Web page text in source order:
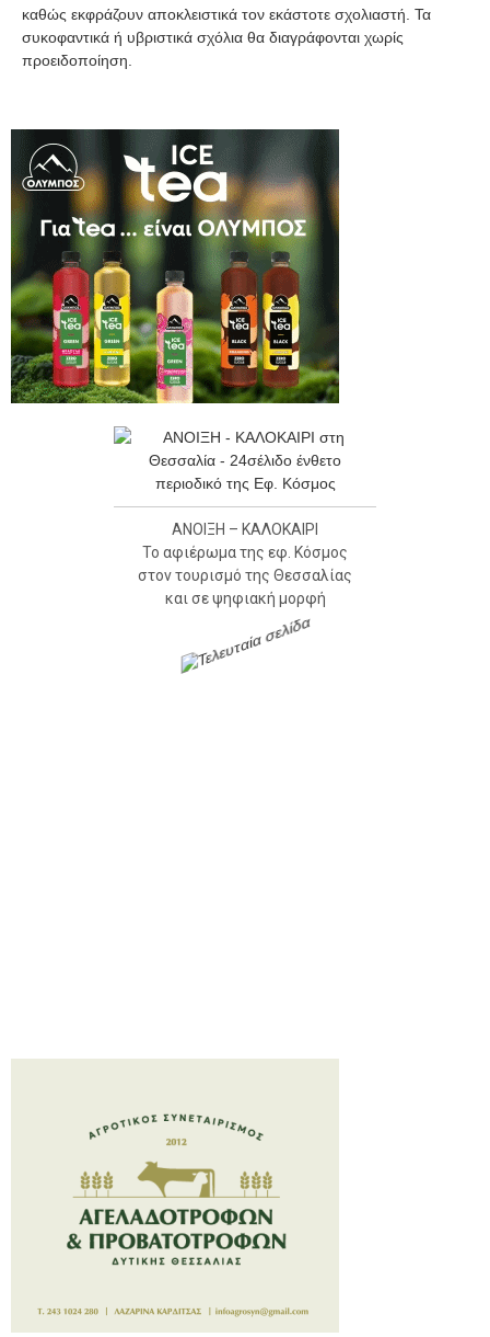
καθώς εκφράζουν αποκλειστικά τον εκάστοτε σχολιαστή. Τα
συκοφαντικά ή υβριστικά σχόλια θα διαγράφονται χωρίς
προειδοποίηση.
ΑΝΟΙΞΗ – ΚΑΛΟΚΑΙΡΙ
Το αφιέρωμα της εφ. Κόσμος
στον τουρισμό της Θεσσαλίας
και σε ψηφιακή μορφή